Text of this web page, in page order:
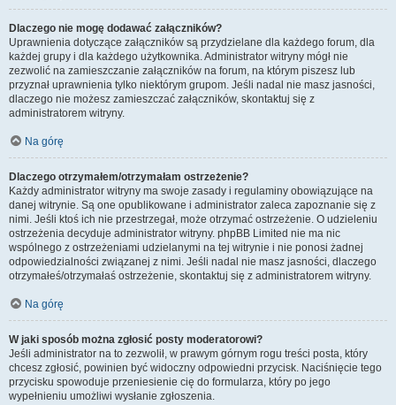
Dlaczego nie mogę dodawać załączników?
Uprawnienia dotyczące załączników są przydzielane dla każdego forum, dla
każdej grupy i dla każdego użytkownika. Administrator witryny mógł nie
zezwolić na zamieszczanie załączników na forum, na którym piszesz lub
przyznał uprawnienia tylko niektórym grupom. Jeśli nadal nie masz jasności,
dlaczego nie możesz zamieszczać załączników, skontaktuj się z
administratorem witryny.
Na górę
Dlaczego otrzymałem/otrzymałam ostrzeżenie?
Każdy administrator witryny ma swoje zasady i regulaminy obowiązujące na
danej witrynie. Są one opublikowane i administrator zaleca zapoznanie się z
nimi. Jeśli ktoś ich nie przestrzegał, może otrzymać ostrzeżenie. O udzieleniu
ostrzeżenia decyduje administrator witryny. phpBB Limited nie ma nic
wspólnego z ostrzeżeniami udzielanymi na tej witrynie i nie ponosi żadnej
odpowiedzialności związanej z nimi. Jeśli nadal nie masz jasności, dlaczego
otrzymałeś/otrzymałaś ostrzeżenie, skontaktuj się z administratorem witryny.
Na górę
W jaki sposób można zgłosić posty moderatorowi?
Jeśli administrator na to zezwolił, w prawym górnym rogu treści posta, który
chcesz zgłosić, powinien być widoczny odpowiedni przycisk. Naciśnięcie tego
przycisku spowoduje przeniesienie cię do formularza, który po jego
wypełnieniu umożliwi wysłanie zgłoszenia.